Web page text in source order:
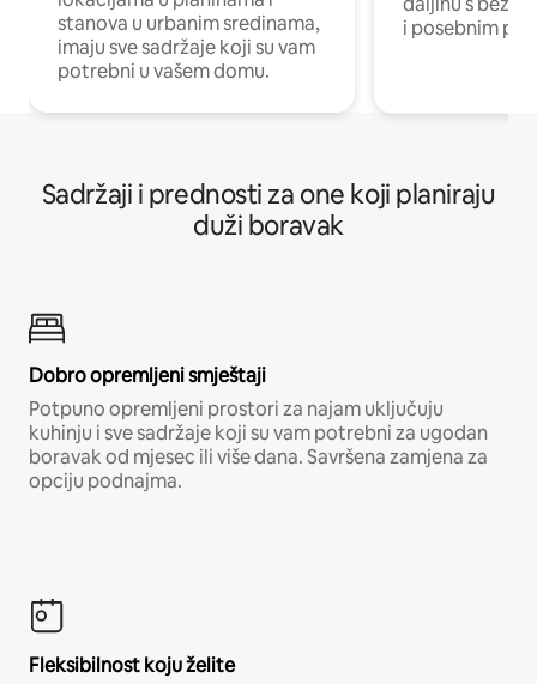
stanova u urbanim sredinama,
imaju sve sadržaje koji su vam
potrebni u vašem domu.
i posebnim
Sadržaji i prednosti za one koji planiraju
duži boravak
Dobro opremljeni smještaji
Potpuno opremljeni prostori za najam uključuju
kuhinju i sve sadržaje koji su vam potrebni za ugodan
boravak od mjesec ili više dana. Savršena zamjena za
opciju podnajma.
Fleksibilnost koju želite